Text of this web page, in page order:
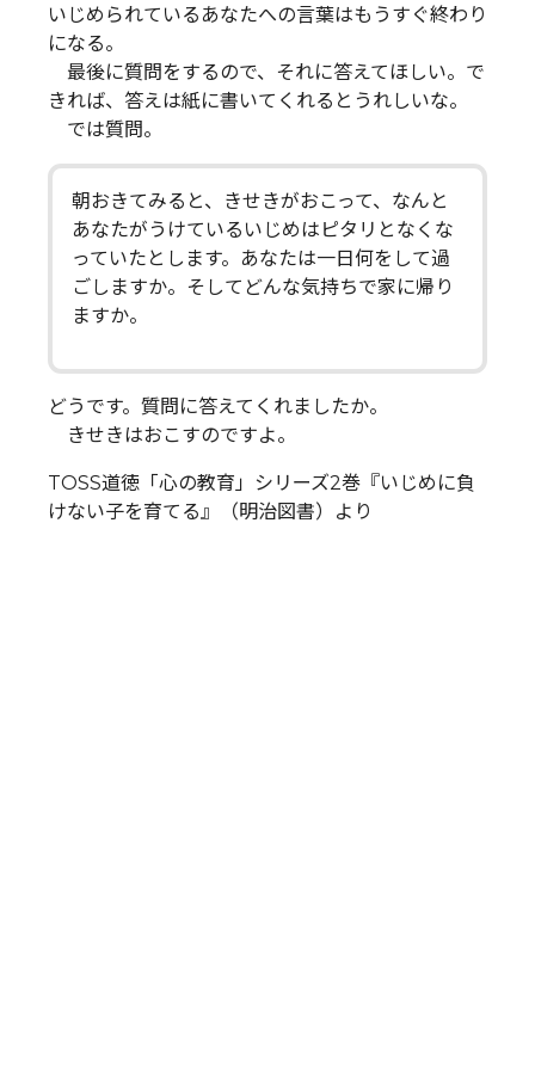
いじめられているあなたへの言葉はもうすぐ終わり
になる。
最後に質問をするので、それに答えてほしい。で
きれば、答えは紙に書いてくれるとうれしいな。
では質問。
朝おきてみると、きせきがおこって、なんと
あなたがうけているいじめはピタリとなくな
っていたとします。あなたは一日何をして過
ごしますか。そしてどんな気持ちで家に帰り
ますか。
どうです。質問に答えてくれましたか。
きせきはおこすのですよ。
TOSS道徳「心の教育」シリーズ2巻『いじめに負
けない子を育てる』（明治図書）より